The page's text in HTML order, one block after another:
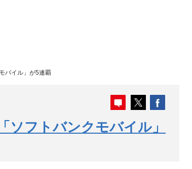
バイル」が5連覇
ソフトバンクモバイル」